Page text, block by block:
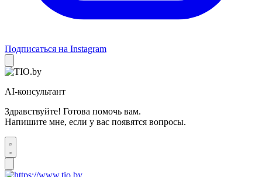
Подписаться на Instagram
AI-консультант
Здравствуйте! Готова помочь вам.
Напишите мне, если у вас появятся вопросы.